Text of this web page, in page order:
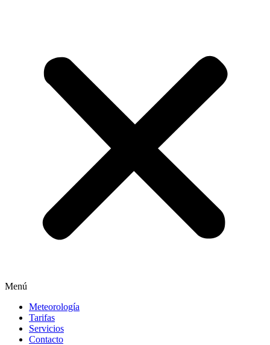
Menú
Meteorología
Tarifas
Servicios
Contacto